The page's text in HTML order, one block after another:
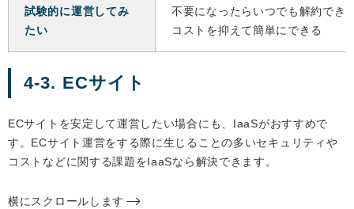
試験的に運営してみ
たい
不要になったらいつでも解約でき
コストを抑えて簡単にできる
4-3. ECサイト
ECサイトを安定して運営したい場合にも、IaaSがおすすめで
す。ECサイト運営をする際に生じることの多いセキュリティや
コストなどに関する課題をIaaSなら解決できます。
横にスクロールします